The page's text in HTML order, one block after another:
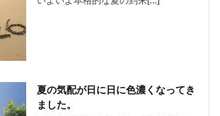
夏の気配が日に日に色濃くなってき
ました。